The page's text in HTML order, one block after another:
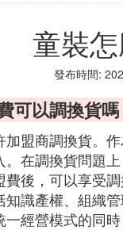
童裝
發布時間:
可以調換貨嗎
盟商調換貨。
在調換貨問題
後，可以享受
識產權、組織
經營模式的同